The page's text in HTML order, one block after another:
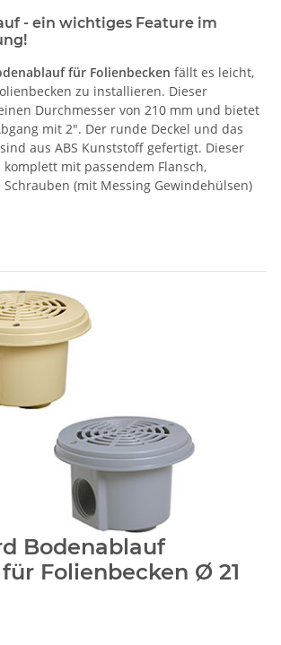
- ein wichtiges Feature im
für Folienbecken fällt es leicht,
zu installieren. Dieser
Durchmesser von 210 mm und bietet
mit 2". Der runde Deckel und das
aus ABS Kunststoff gefertigt. Dieser
mit passendem Flansch,
(mit Messing Gewindehülsen)
Bodenablauf
Folienbecken Ø 21